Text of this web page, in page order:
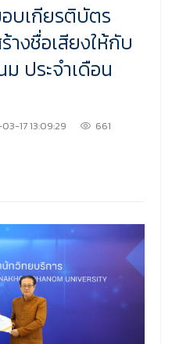
บเกียรติบัตร
างชื่อเสียงให้กับ
ประจำเดือน
17 13:09:29 661